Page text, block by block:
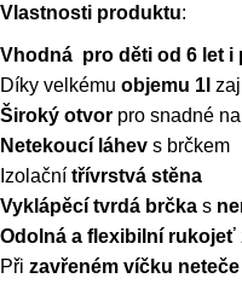
Vlastnosti produktu:
Vhodná pro děti od 6 let i
Díky velkému objemu 1l
Široký otvor pro snadné
Netekoucí láhev s brčkem
Izolační třívrstvá stěna
Vyklápěcí tvrdá brčka s
Odolná a flexibilní rukojeť
Při zavřeném víčku neteče